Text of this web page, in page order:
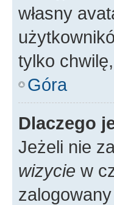
własny
tylko
Góra
Dlaczego
Jeżeli nie
wizycie w